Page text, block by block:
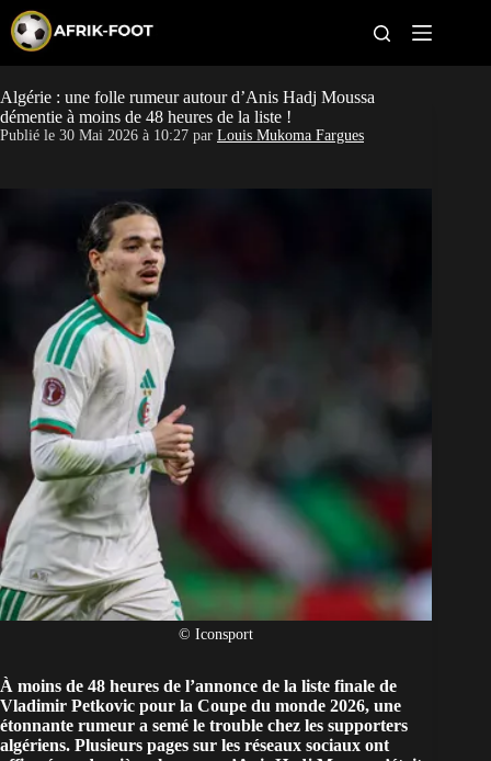
p
o
c
o
CAN féminine
Algérie : une folle rumeur autour d’Anis Hadj Moussa
démentie à moins de 48 heures de la liste !
Publié le 30 Mai 2026 à 10:27 par Louis Mukoma Fargues
© Iconsport
À moins de 48 heures de l’annonce de la liste finale de
Vladimir Petkovic pour la Coupe du monde 2026, une
étonnante rumeur a semé le trouble chez les supporters
algériens. Plusieurs pages sur les réseaux sociaux ont